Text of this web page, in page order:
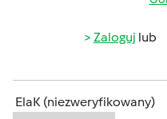
Zaloguj lub
ElaK (niezweryfikowany)